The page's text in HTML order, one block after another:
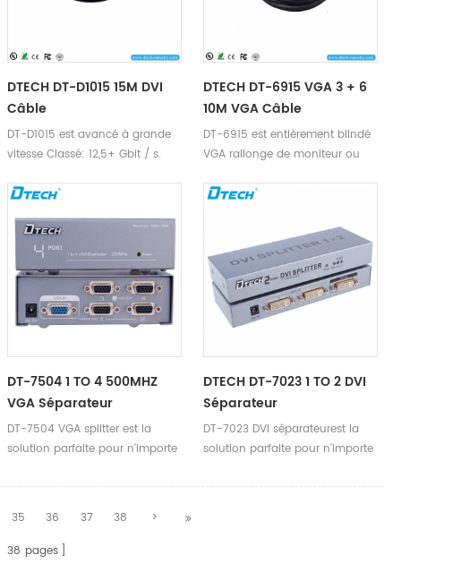
HDMI sortie de signal avec dvd
pratique de se connecter avec
DTECH DT-D1015 15M DVI
Câble
DT-D1015 est avancé à grande
vitesse Classé: 12,5+ Gbit / s.
DTECH DT-6915 VGA 3 + 6
10M VGA Câble
DT-6915 est entièrement blindé
VGA rallonge de moniteur ou
DT-7504 1 TO 4 500MHZ
VGA Séparateur
DT-7504 VGA splitter est la
solution parfaite pour n'importe
vidéo à 4 écrans.
DTECH DT-7023 1 TO 2 DVI
Séparateur
DT-7023 DVI séparateurest la
solution parfaite pour n'importe
signal vidéo à 2 écrans en
35 36 37 38
>
38 pages